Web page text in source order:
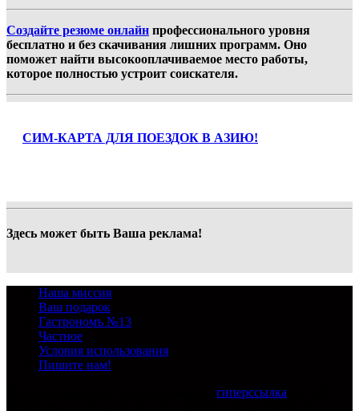
Создайте резюме онлайн профессионального уровня
бесплатно и без скачивания лишних программ. Оно
поможет найти высокооплачиваемое место работы,
которое полностью устроит соискателя.
СИМ-КАРТА ДЛЯ ПОЕЗДОК В АЗИЮ!
Здесь может быть Ваша реклама!
Наша миссия
Ваш подарок
Гастрономъ №13
Частное
Условия использования
Пишите нам!
гиперссылка